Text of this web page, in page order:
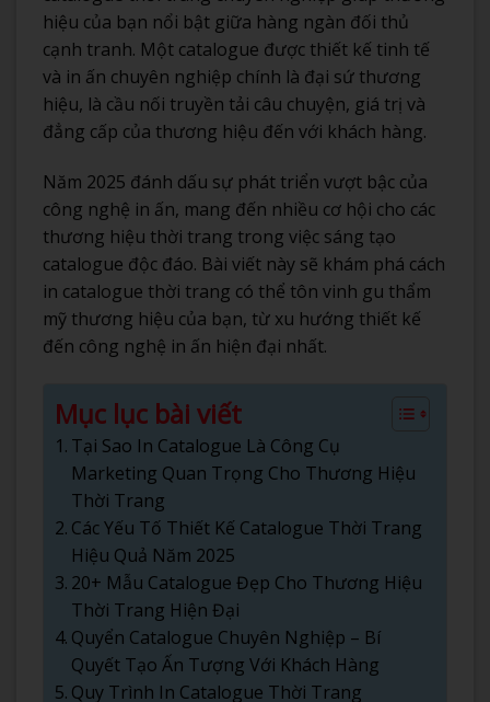
hiệu của bạn nổi bật giữa hàng ngàn đối thủ
cạnh tranh. Một catalogue được thiết kế tinh tế
và in ấn chuyên nghiệp chính là đại sứ thương
hiệu, là cầu nối truyền tải câu chuyện, giá trị và
đẳng cấp của thương hiệu đến với khách hàng.
Năm 2025 đánh dấu sự phát triển vượt bậc của
công nghệ in ấn, mang đến nhiều cơ hội cho các
thương hiệu thời trang trong việc sáng tạo
catalogue độc đáo. Bài viết này sẽ khám phá cách
in catalogue thời trang có thể tôn vinh gu thẩm
mỹ thương hiệu của bạn, từ xu hướng thiết kế
đến công nghệ in ấn hiện đại nhất.
Mục lục bài viết
Tại Sao In Catalogue Là Công Cụ
Marketing Quan Trọng Cho Thương Hiệu
Thời Trang
Các Yếu Tố Thiết Kế Catalogue Thời Trang
Hiệu Quả Năm 2025
20+ Mẫu Catalogue Đẹp Cho Thương Hiệu
Thời Trang Hiện Đại
Quyển Catalogue Chuyên Nghiệp – Bí
Quyết Tạo Ấn Tượng Với Khách Hàng
Quy Trình In Catalogue Thời Trang